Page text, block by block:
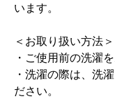
います。
＜お取り扱い方法＞
・ご使用前の洗濯
・洗濯の際は、洗
ださい。